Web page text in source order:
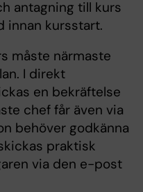
antagning till kurs
innan kursstart.
måste närmaste
I direkt
en bekräftelse
chef får även via
behöver godkänna
praktisk
via den e-post